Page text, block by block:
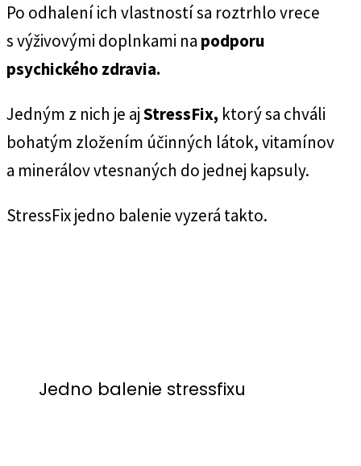
Po odhalení ich vlastností sa roztrhlo vrece
s výživovými doplnkami na podporu
psychického zdravia.
Jedným z nich je ajStressFix, ktorý sa chváli
bohatým zložením účinných látok, vitamínov
a minerálov vtesnaných do jednej kapsuly.
StressFix jedno balenie vyzerá takto.
Jedno balenie stressfixu